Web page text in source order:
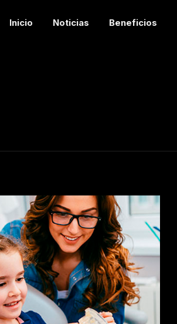
Inicio Noticias Beneficios